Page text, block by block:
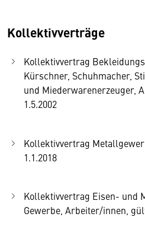
Kollektivverträge
Kollektivvertrag
Kürschner, Schuhmacher,
und Miederwarenerzeuger,
1.5.2002
Kollektivvertrag
1.1.2018
Kollektivvertrag Eisen- und
Gewerbe, Arbeiter/innen,